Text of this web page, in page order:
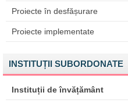
Proiecte în desfășurare
Proiecte implementate
INSTITUȚII SUBORDONATE
Instituții de învățământ